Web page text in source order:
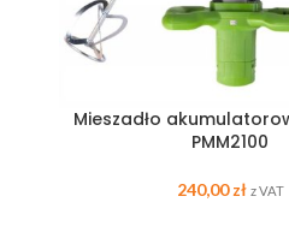
Mieszadło
PMM2100
240,00zł z VAT